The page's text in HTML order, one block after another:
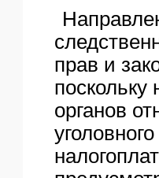
прав и
органов